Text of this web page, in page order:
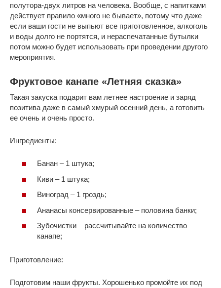
полутора-двух литров на человека. Вообще, с напитками
действует правило «много не бывает», потому что даже
если ваши гости не выпьют все приготовленное, алкоголь
и воды долго не портятся, и нераспечатанные бутылки
потом можно будет использовать при проведении другого
мероприятия.
Фруктовое канапе «Летняя сказка»
Такая закуска подарит вам летнее настроение и заряд
позитива даже в самый хмурый осенний день, а готовить
ее очень и очень просто.
Ингредиенты:
Банан – 1 штука;
Киви – 1 штука;
Виноград – 1 гроздь;
Ананасы консервированные – половина банки;
Зубочистки – рассчитывайте на количество
канапе;
Приготовление:
Подготовим наши фрукты. Хорошенько промойте их под